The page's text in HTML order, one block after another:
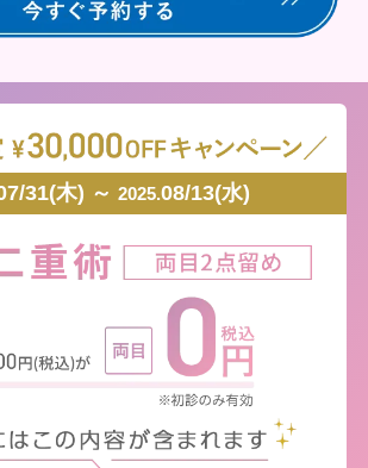
31(木) ～ 2025.08/13(水)